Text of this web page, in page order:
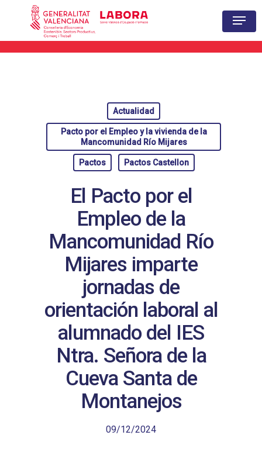
Actualidad
Pacto por el Empleo y la vivienda de la
Mancomunidad Río Mijares
Pactos Pactos Castellon
El Pacto por el
Empleo de la
Mancomunidad Río
Mijares imparte
jornadas de
orientación laboral al
alumnado del IES
Ntra. Señora de la
Cueva Santa de
Montanejos
09/12/2024